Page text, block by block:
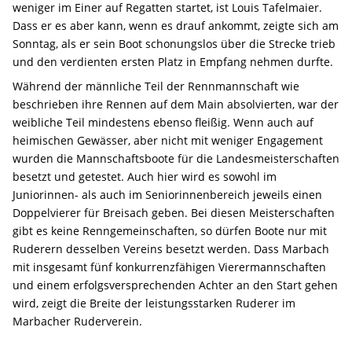
weniger im Einer auf Regatten startet, ist Louis Tafelmaier.
Dass er es aber kann, wenn es drauf ankommt, zeigte sich am
Sonntag, als er sein Boot schonungslos über die Strecke trieb
und den verdienten ersten Platz in Empfang nehmen durfte.
Während der männliche Teil der Rennmannschaft wie
beschrieben ihre Rennen auf dem Main absolvierten, war der
weibliche Teil mindestens ebenso fleißig. Wenn auch auf
heimischen Gewässer, aber nicht mit weniger Engagement
wurden die Mannschaftsboote für die Landesmeisterschaften
besetzt und getestet. Auch hier wird es sowohl im
Juniorinnen- als auch im Seniorinnenbereich jeweils einen
Doppelvierer für Breisach geben. Bei diesen Meisterschaften
gibt es keine Renngemeinschaften, so dürfen Boote nur mit
Ruderern desselben Vereins besetzt werden. Dass Marbach
mit insgesamt fünf konkurrenzfähigen Vierermannschaften
und einem erfolgsversprechenden Achter an den Start gehen
wird, zeigt die Breite der leistungsstarken Ruderer im
Marbacher Ruderverein.